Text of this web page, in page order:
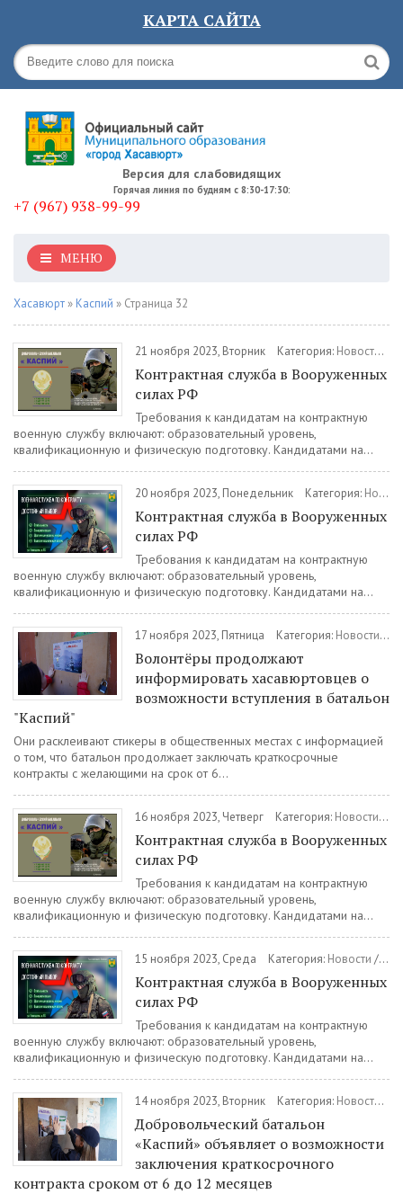
КАРТА САЙТА
Версия для слабовидящих
Горячая линия по будням с 8:30-17:30:
+7 (967) 938-99-99
МЕНЮ
Хасавюрт » Каспий » Страница 32
21 ноября 2023, Вторник Категория: Новости /
Контрактная служба в Вооруженных
силах РФ
Требования к кандидатам на контрактную
военную службу включают: образовательный уровень,
квалификационную и физическую подготовку. Кандидатами на...
20 ноября 2023, Понедельник Категория: Новости
Контрактная служба в Вооруженных
силах РФ
Требования к кандидатам на контрактную
военную службу включают: образовательный уровень,
квалификационную и физическую подготовку. Кандидатами на...
17 ноября 2023, Пятница Категория: Новости/
Волонтёры продолжают
информировать хасавюртовцев о
возможности вступления в батальон
"Каспий"
Они расклеивают стикеры в общественных местах с информацией
о том, что батальон продолжает заключать краткосрочные
контракты с желающими на срок от 6...
16 ноября 2023, Четверг Категория: Новости/
Контрактная служба в Вооруженных
силах РФ
Требования к кандидатам на контрактную
военную службу включают: образовательный уровень,
квалификационную и физическую подготовку. Кандидатами на...
15 ноября 2023, Среда Категория: Новости /
Контрактная служба в Вооруженных
силах РФ
Требования к кандидатам на контрактную
военную службу включают: образовательный уровень,
квалификационную и физическую подготовку. Кандидатами на...
14 ноября 2023, Вторник Категория: Новости /
Добровольческий батальон
«Каспий» объявляет о возможности
заключения краткосрочного
контракта сроком от 6 до 12 месяцев